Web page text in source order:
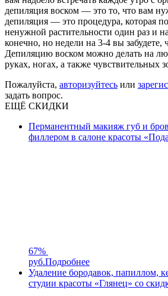
депиляция воском — это то, что вам
депиляция — это процедура, которая
ненужной растительности один раз и
конечно, но недели на 3-4 вы забудете,
Депиляцию воском можно делать на
руках, ногах, а также чувствительных
Пожалуйста, авторизуйтесь или
задать вопрос.
ЕЩЁ СКИДКИ
Перманентный макияж губ и
филлером в салоне красоты
67%
руб.Подробнее
Удаление бородавок, папиллом,
студии красоты «Глянец» со